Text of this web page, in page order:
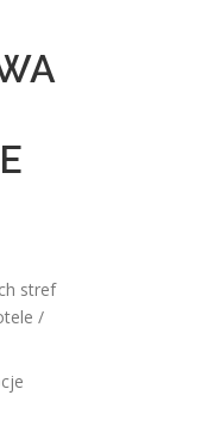
stref
/